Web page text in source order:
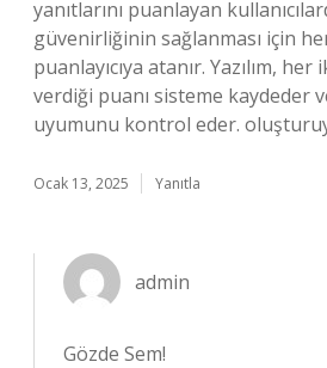
yanıtlarını puanlayan
güvenirliğinin sağlanması için
puanlayıcıya atanır. Yazılım, her
verdiği puanı sisteme kaydeder
uyumunu kontrol eder.
Ocak 13, 2025 Yanıtla
admin
Gözde Sem!